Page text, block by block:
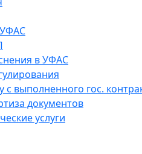
в УФАС
с выполненного гос.
документов
услуги